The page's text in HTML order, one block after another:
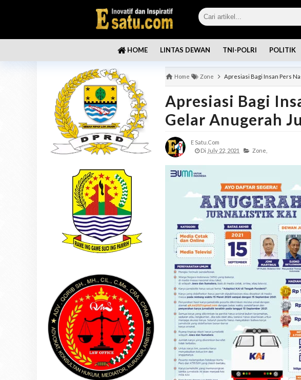
HOME LINTAS DEWAN TNI-POLRI POLITIK
Home Zone Apresiasi Bagi Insan Pers
Apresiasi Bagi
Gelar Anugerah
E Satu.com
Di July 22, 2021 Zone,